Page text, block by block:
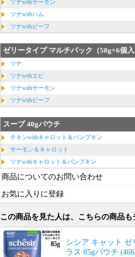
ツナwithサーモン
ツナwithハム
ツナwithビーフ
ゼリータイプ マルチパック（50g×6個入
ツナ
ツナwithエビ
ツナwithサーモン
ツナwithビーフ
スープ 40gパウチ
チキンwithキャロット＆パンプキン
サーモン＆キャロット
ツナwithキャロット＆パンプキン
商品についてのお問い合わせ
お気に入りに登録
この商品を見た人は、こちらの商品も
シシア キャット
ラス 85gパウチ